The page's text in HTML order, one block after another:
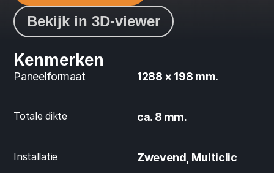
Bekijk in 3D-viewer
Kenmerken
Paneelformaat 1288 × 198 mm.
Totale dikte ca. 8 mm.
Installatie Zwevend, Multiclic